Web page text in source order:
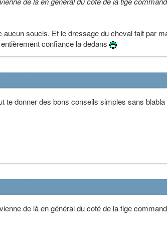
soucis. Et le dressage du cheval fait par
confiance la dedans
te donner des bons conseils simples sans blabla
de là en général du coté de la tige